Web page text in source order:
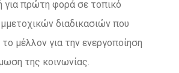
για πρώτη φορά σε τοπικό
διαδικασιών που
το μέλλον για την ενεργοποίηση
της κοινωνίας.